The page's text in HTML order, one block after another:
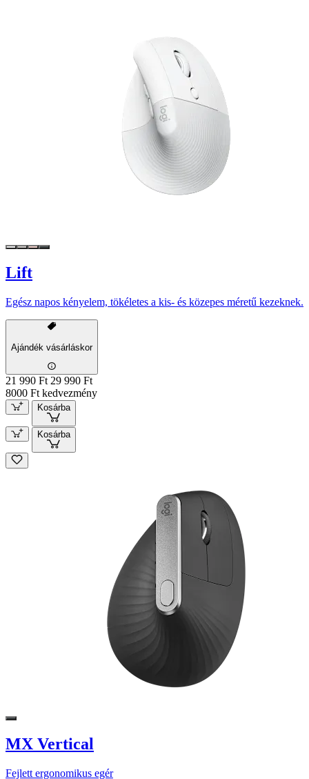
Lift
Egész napos kényelem, tökéletes a kis- és közepes méretű kezeknek.
Ajándék vásárláskor
21 990 Ft 29 990 Ft
8000 Ft kedvezmény
Kosárba
Kosárba
MX Vertical
Fejlett ergonomikus egér